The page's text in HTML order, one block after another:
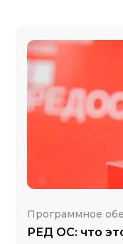
Программное
РЕД ОС: что